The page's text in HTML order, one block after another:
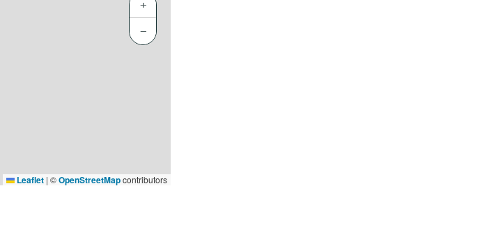
+
−
Leaflet | ©OpenStreetMapcontributors